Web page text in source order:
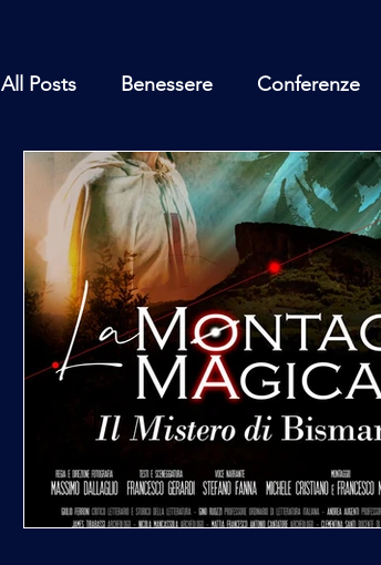
All Posts Benessere Conferenze
Ambiente Inchieste - Interviste
Archeoastronomia Attualità